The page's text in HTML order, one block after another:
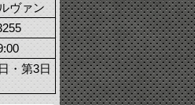
ヴァン
・第3日